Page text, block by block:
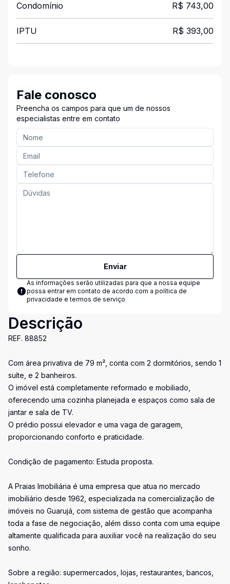
Condomínio R$ 743,00
IPTU R$ 393,00
Fale conosco
Preencha os campos para que um de nossos
especialistas entre em contato
Enviar
As informações serão utilizadas para que a nossa equipe
possa entrar em contato de acordo com a política de
privacidade e termos de serviço
Descrição
REF. 88852
Com área privativa de 79 m², conta com 2 dormitórios, sendo 1
suíte, e 2 banheiros.
O imóvel está completamente reformado e mobiliado,
oferecendo uma cozinha planejada e espaços como sala de
jantar e sala de TV.
O prédio possui elevador e uma vaga de garagem,
proporcionando conforto e praticidade.
Condição de pagamento: Estuda proposta.
A Praias Imobiliária é uma empresa que atua no mercado
imobiliário desde 1962, especializada na comercialização de
imóveis no Guarujá, com sistema de gestão que acompanha
toda a fase de negociação, além disso conta com uma equipe
altamente qualificada para auxiliar você na realização do seu
sonho.
Sobre a região: supermercados, lojas, restaurantes, bancos,